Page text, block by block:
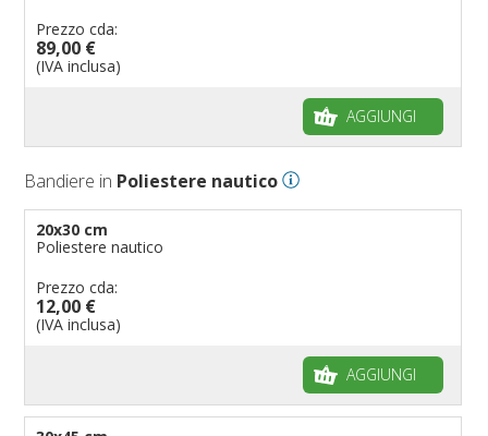
Prezzo cda:
89,00 €
(IVA inclusa)
AGGIUNGI
Bandiere in Poliestere nautico
20x30 cm
Poliestere nautico
Prezzo cda:
12,00 €
(IVA inclusa)
AGGIUNGI